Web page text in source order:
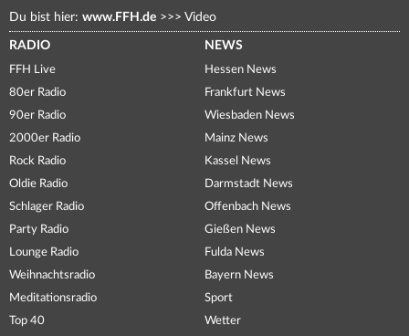
Du bist hier: www.FFH.de >>> Video
RADIO
FFH Live
80er Radio
90er Radio
2000er Radio
Rock Radio
Oldie Radio
Schlager Radio
Party Radio
Lounge Radio
Weihnachtsradio
Meditationsradio
Top 40
NEWS
Hessen News
Frankfurt News
Wiesbaden News
Mainz News
Kassel News
Darmstadt News
Offenbach News
Gießen News
Fulda News
Bayern News
Sport
Wetter